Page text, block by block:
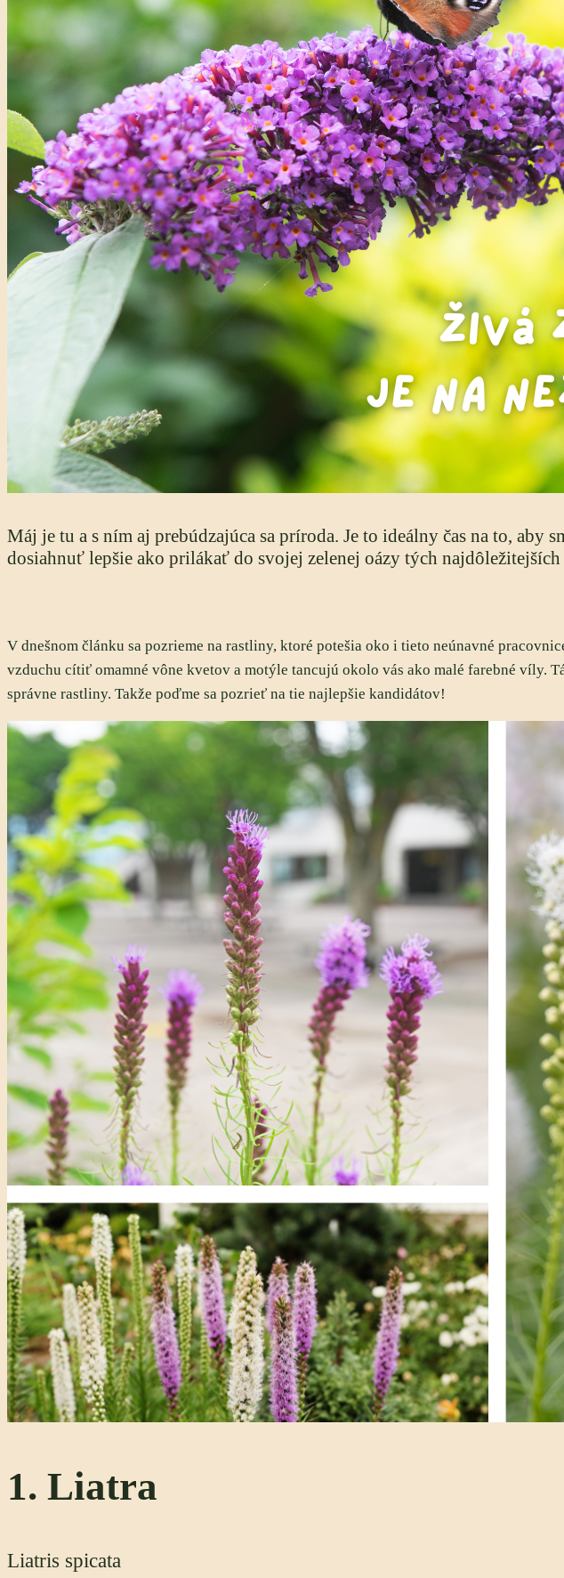
Máj je tu a s ním aj prebúdzajúca sa príroda. Je to ideálny čas na to,
dosiahnuť lepšie ako prilákať do svojej zelenej oázy tých
V dnešnom článku sa pozrieme na rastliny, ktoré potešia oko i tieto neúnavné
vzduchu cítiť omamné vône kvetov a motýle tancujú okolo vás ako malé farebné víly.
správne rastliny. Takže poďme sa pozrieť na tie najlepšie kandidátov!
1. Liatra
Liatris spicata